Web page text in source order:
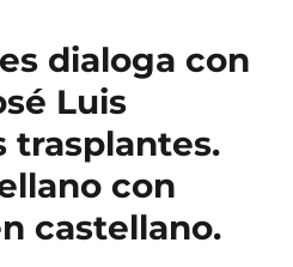
dialoga con
Luis
trasplantes.
con
castellano.